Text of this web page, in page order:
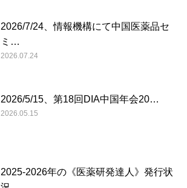
2026/7/24、情報機構にて中国医薬品セ
ミ…
2026.07.24
2026/5/15、第18回DIA中国年会20…
2026.05.15
2025-2026年の《医薬研発達人》発行状